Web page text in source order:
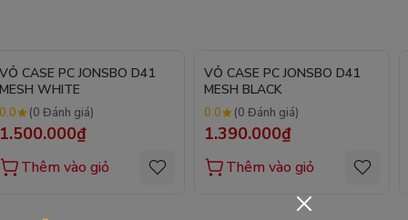
VỎ CASE PC JONSBO D41
MESH WHITE
0.0 (0 Đánh giá)
1.500.000₫
Thêm vào giỏ
VỎ CASE PC JONSBO D41
MESH BLACK
0.0 (0 Đánh giá)
1.390.000₫
Thêm vào giỏ